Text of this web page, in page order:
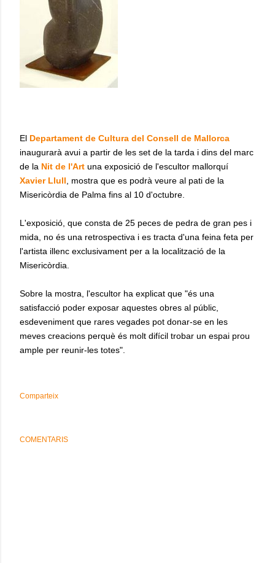
El Departament de Cultura del Consell de Mallorca
inaugurarà avui a partir de les set de la tarda i dins del marc
de la Nit de l'Art una exposició de l'escultor mallorquí
Xavier Llull , mostra que es podrà veure al pati de la
Misericòrdia de Palma fins al 10 d'octubre.
L'exposició, que consta de 25 peces de pedra de gran pes i
mida, no és una retrospectiva i es tracta d'una feina feta per
l'artista illenc exclusivament per a la localització de la
Misericòrdia.
Sobre la mostra, l'escultor ha explicat que "és una
satisfacció poder exposar aquestes obres al públic,
esdeveniment que rares vegades pot donar-se en les
meves creacions perquè és molt difícil trobar un espai prou
ample per reunir-les totes".
Comparteix
COMENTARIS